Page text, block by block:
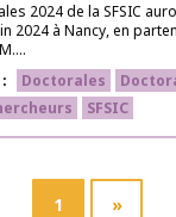
2024 de la SFSIC
2024 à Nancy, en
Doctorales
SFSIC
1 »